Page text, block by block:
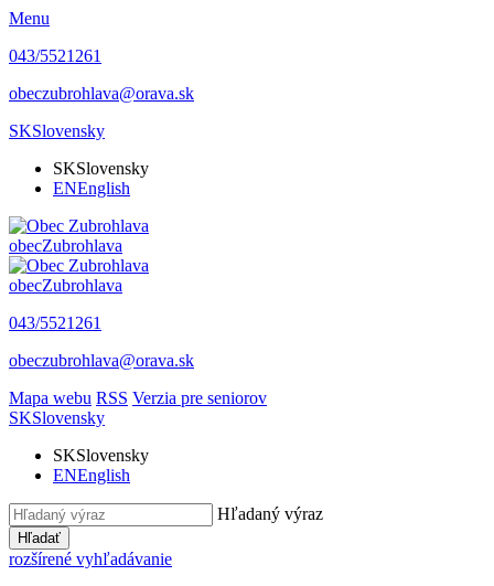
Menu
043/5521261
obeczubrohlava@orava.sk
SKSlovensky
SKSlovensky
ENEnglish
obecZubrohlava
obecZubrohlava
043/5521261
obeczubrohlava@orava.sk
Mapa webu RSS Verzia pre seniorov
SKSlovensky
SKSlovensky
ENEnglish
Hľadaný výraz
Hľadať
rozšírené vyhľadávanie